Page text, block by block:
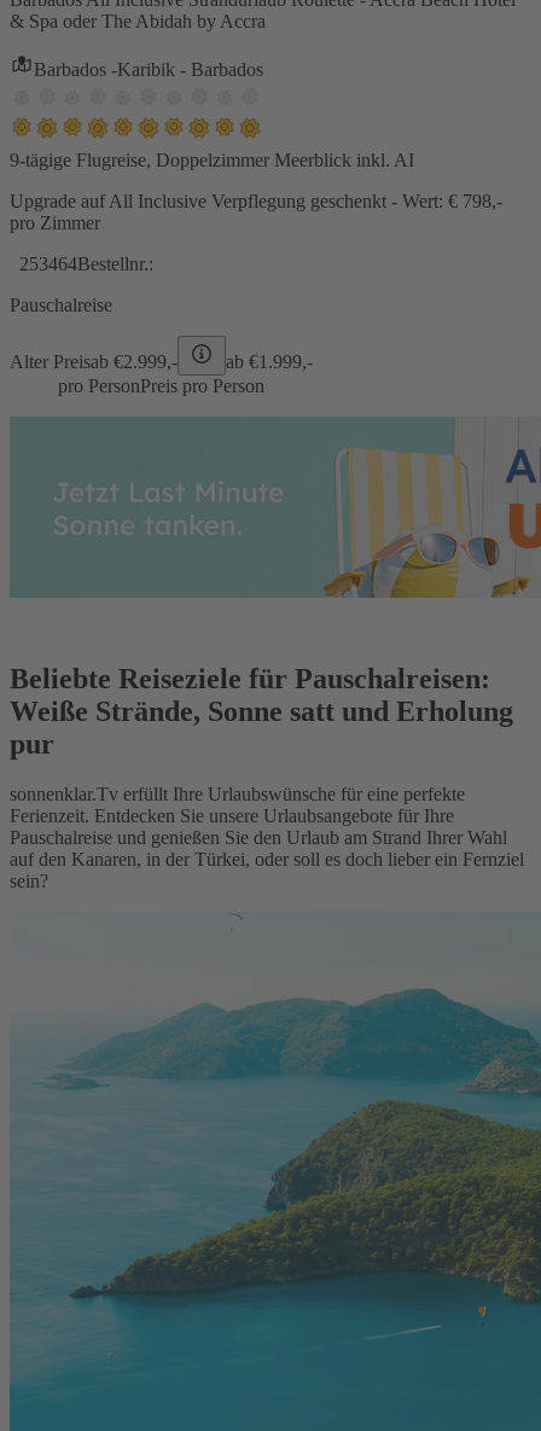
& Spa oder The Abidah by Accra
Barbados -Karibik - Barbados
9-tägige Flugreise, Doppelzimmer Meerblick inkl. AI
Upgrade auf All Inclusive Verpflegung geschenkt - Wert: € 798,-
pro Zimmer
253464Bestellnr.:
Pauschalreise
Alter Preisab €2.999,- ab €1.999,-
pro PersonPreis pro Person
Beliebte Reiseziele für Pauschalreisen:
Weiße Strände, Sonne satt und Erholung
pur
sonnenklar.Tv erfüllt Ihre Urlaubswünsche für eine perfekte
Ferienzeit. Entdecken Sie unsere Urlaubsangebote für Ihre
Pauschalreise und genießen Sie den Urlaub am Strand Ihrer Wahl
auf den Kanaren, in der Türkei, oder soll es doch lieber ein Fernziel
sein?